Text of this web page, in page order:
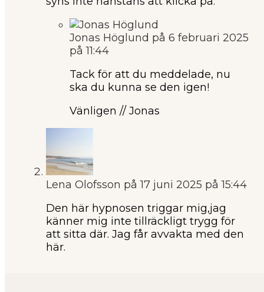
Jonas Höglund på 6 februari 2025
på 11:44
Tack för att du meddelade, nu
ska du kunna se den igen!
Vänligen // Jonas
Lena Olofsson på 17 juni 2025 på 15:44
Den här hypnosen triggar mig,jag
känner mig inte tillräckligt trygg för
att sitta där. Jag får avvakta med den
här.